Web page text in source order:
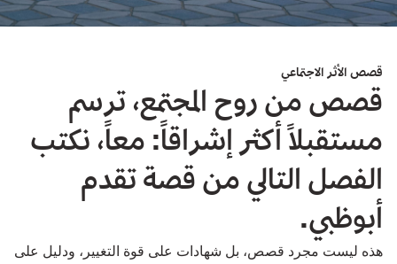
قصص الأثر الاجتماعي
قصص من روح المجتمع، ترسم
مستقبلاً أكثر إشراقاً: معاً، نكتب
الفصل التالي من قصة تقدم
أبوظبي.
هذه ليست مجرد قصص، بل شهادات على قوة التغيير، ودليل على